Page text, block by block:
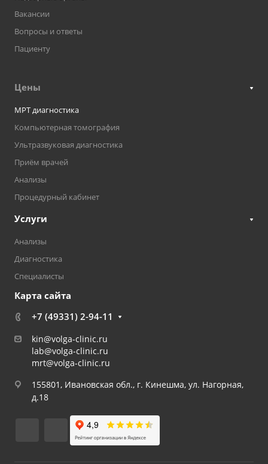
Вакансии
Вопросы и ответы
Пациенту
Цены
МРТ диагностика
Компьютерная томография
Ультразвуковая диагностика
Приём врачей
Анализы
Процедурный кабинет
Услуги
Анализы
Диагностика
Специалисты
Карта сайта
+7 (49331) 2-94-11
kin@volga-clinic.ru
lab@volga-clinic.ru
mrt@volga-clinic.ru
155801, Ивановская обл., г. Кинешма, ул. Нагорная,
д.18